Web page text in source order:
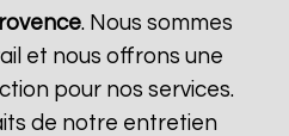
. Nous sommes
et nous offrons une
pour nos services.
de notre entretien